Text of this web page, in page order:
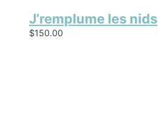
J’remplume les nids
$150.00